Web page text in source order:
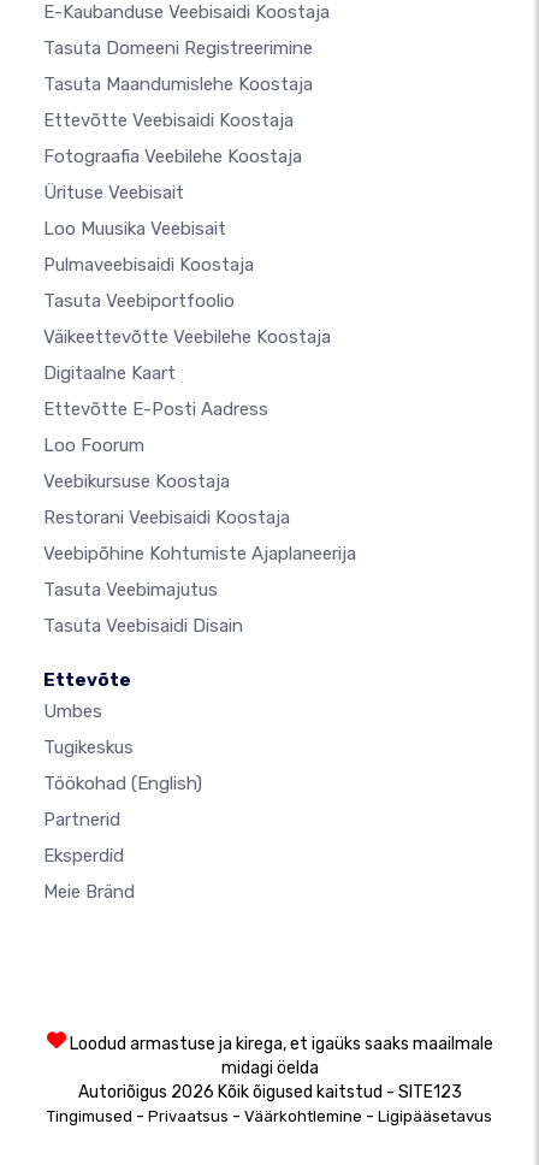
E-Kaubanduse Veebisaidi Koostaja
Tasuta Domeeni Registreerimine
Tasuta Maandumislehe Koostaja
Ettevõtte Veebisaidi Koostaja
Fotograafia Veebilehe Koostaja
Ürituse Veebisait
Loo Muusika Veebisait
Pulmaveebisaidi Koostaja
Tasuta Veebiportfoolio
Väikeettevõtte Veebilehe Koostaja
Digitaalne Kaart
Ettevõtte E-Posti Aadress
Loo Foorum
Veebikursuse Koostaja
Restorani Veebisaidi Koostaja
Veebipõhine Kohtumiste Ajaplaneerija
Tasuta Veebimajutus
Tasuta Veebisaidi Disain
Ettevõte
Umbes
Tugikeskus
Töökohad (English)
Partnerid
Eksperdid
Meie Bränd
Loodud armastuse ja kirega, et igaüks saaks maailmale
midagi öelda
Autoriõigus 2026 Kõik õigused kaitstud - SITE123
Tingimused - Privaatsus - Väärkohtlemine - Ligipääsetavus